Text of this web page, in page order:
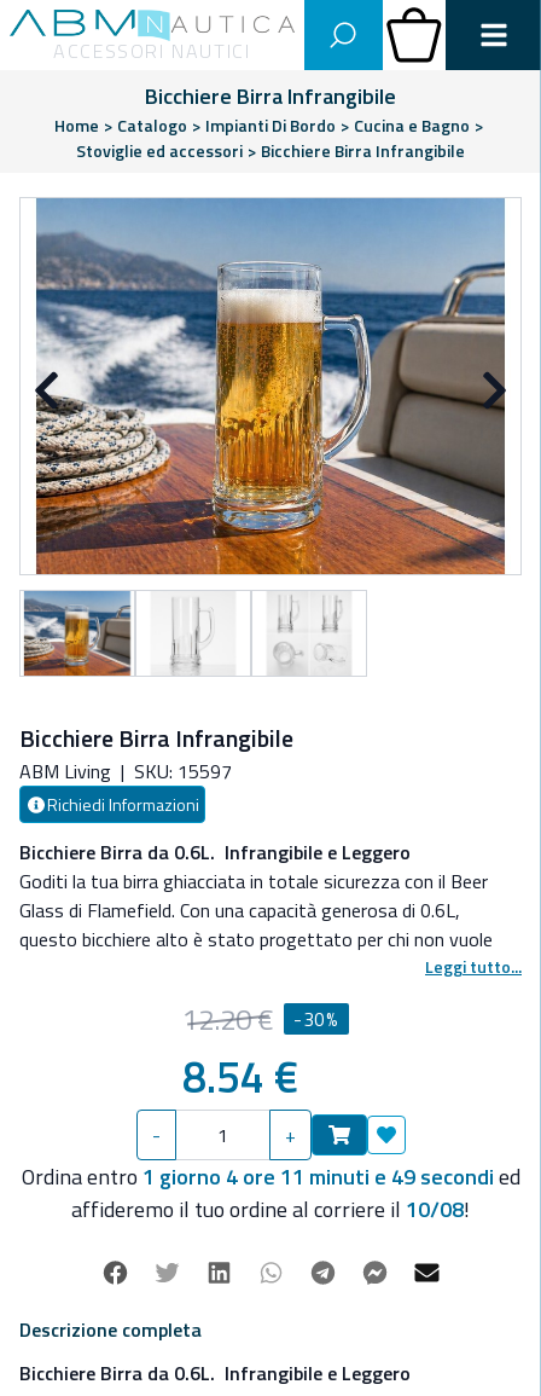
Abm Nautica
ACCESSORI NAUTICI
Carrello
Bicchiere Birra Infrangibile
Home > Catalogo > Impianti Di Bordo > Cucina e Bagno >
Stoviglie ed accessori > Bicchiere Birra Infrangibile
Precedente
Bicchiere Birra Infrangibile
ABM Living | SKU: 15597
Richiedi Informazioni
Bicchiere Birra da 0.6L. Infrangibile e Leggero
Goditi la tua birra ghiacciata in totale sicurezza con il Beer
Glass di Flamefield. Con una capacità generosa di 0.6L,
questo bicchiere alto è stato progettato per chi non vuole
rinunciare al piacere di una bionda fresca, anche con mare
formato o durante i party in banchina.
Caratteristiche principali:
- Materiale SAN High-Tech:Realizzato in resina acrilica
(SAN), offre la massima trasparenza del vetro ma con una
resistenza agli urti superiore.
- Sicurezza a Bordo:
100% infrangibile. Dimentica il pericolo
dei vetri rotti in pozzetto o sui ponti in teak.
- Capacità Extra: 600ml, ideale per contenere una pinta
- Dimensioni:
18 cm di altezza per una presa stabile e sicura.
Leggi tutto...
12.20 € -30%
8.54 €
- + Aggiungi ai
Ordina entro 1 giorno 4 ore 11 minuti e 49 secondied
affideremo il tuo ordine al corriere il 10/08!
Facebook
Twitter LinkedinWhatsappTelegramFacebook
Descrizione completa
Bicchiere Birra da 0.6L. Infrangibile e Leggero